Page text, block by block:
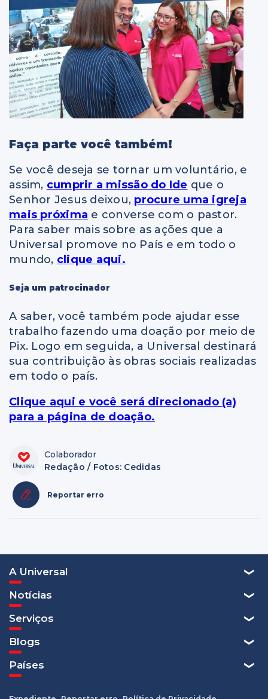
Faça parte você também!
Se você deseja se tornar um voluntário, e
assim, cumprir a missão do Ide que o
Senhor Jesus deixou, procure uma igreja
mais próxima e converse com o pastor.
Para saber mais sobre as ações que a
Universal promove no País e em todo o
mundo, clique aqui.
Seja um patrocinador
A saber, você também pode ajudar esse
trabalho fazendo uma doação por meio de
Pix. Logo em seguida, a Universal destinará
sua contribuição às obras sociais realizadas
em todo o país.
Clique aqui e você será direcionado (a)
para a página de doação.
Colaborador
Redação / Fotos: Cedidas
Reportar erro
A Universal
Notícias
Serviços
Blogs
Países